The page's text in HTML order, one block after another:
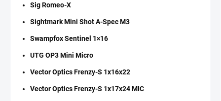
Sig Romeo-X
Sightmark Mini Shot A-Spec M3
Swampfox Sentinel 1×16
UTG OP3 Mini Micro
Vector Optics Frenzy-S 1x16x22
Vector Optics Frenzy-S 1x17x24 MIC